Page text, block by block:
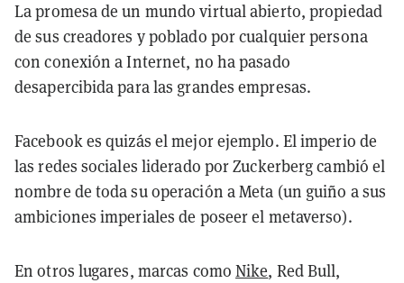
La promesa de un mundo virtual abierto, propiedad
de sus creadores y poblado por cualquier persona
con conexión a Internet, no ha pasado
desapercibida para las grandes empresas.
Facebook es quizás el mejor ejemplo. El imperio de
las redes sociales liderado por Zuckerberg cambió el
nombre de toda su operación a Meta (un guiño a sus
ambiciones imperiales de poseer el metaverso).
En otros lugares, marcas comoNike, Red Bull,